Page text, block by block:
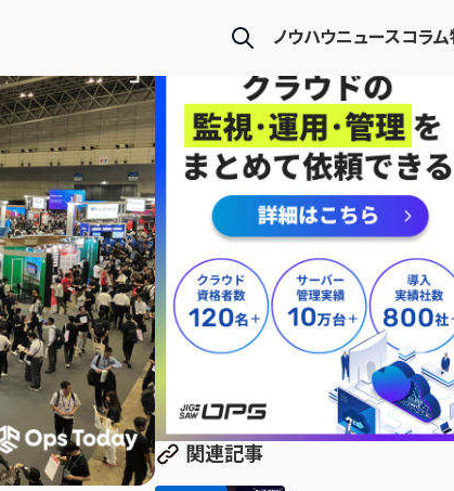
ノウハウニュースコラム
関連記事